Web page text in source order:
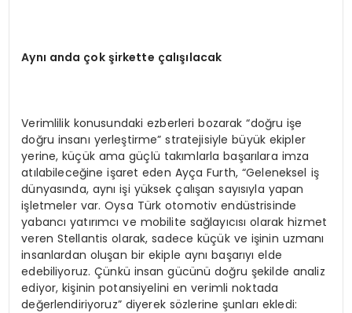
Aynı anda çok şirkette çalışılacak
Verimlilik konusundaki ezberleri bozarak “doğru işe
doğru insanı yerleştirme” stratejisiyle büyük ekipler
yerine, küçük ama güçlü takımlarla başarılara imza
atılabileceğine işaret eden Ayça Furth, “Geleneksel iş
dünyasında, aynı işi yüksek çalışan sayısıyla yapan
işletmeler var. Oysa Türk otomotiv endüstrisinde
yabancı yatırımcı ve mobilite sağlayıcısı olarak hizmet
veren Stellantis olarak, sadece küçük ve işinin uzmanı
insanlardan oluşan bir ekiple aynı başarıyı elde
edebiliyoruz. Çünkü insan gücünü doğru şekilde analiz
ediyor, kişinin potansiyelini en verimli noktada
değerlendiriyoruz” diyerek sözlerine şunları ekledi: